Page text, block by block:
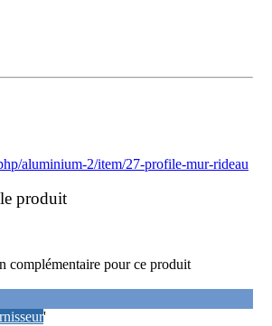
aluminium-2/item/27-profile-mur-rideau
produit
complémentaire pour ce produit
'